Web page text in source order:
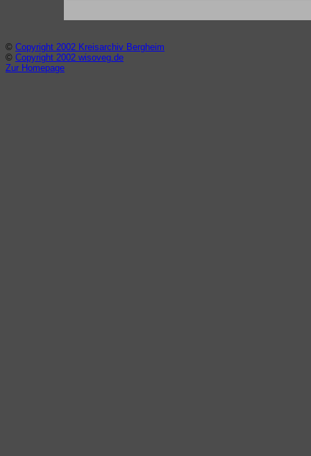
© Copyright 2002 Kreisarchiv Bergheim
© Copyright 2002 wisoveg.de
Zur Homepage